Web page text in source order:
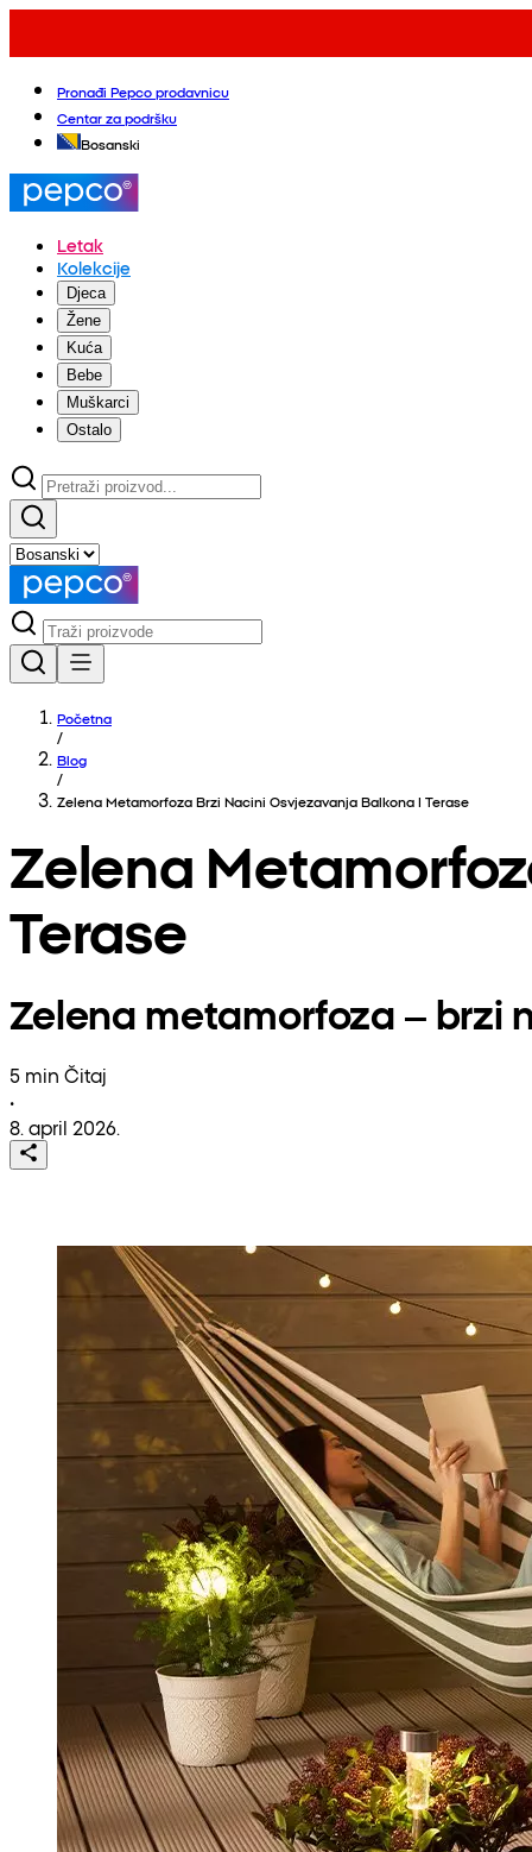
Pronađi Pepco prodavnicu
Centar za podršku
Bosanski
Letak
Kolekcije
Djeca
Žene
Kuća
Bebe
Muškarci
Ostalo
Početna
/
Blog
/
Zelena Metamorfoza Brzi Nacini Osvjezavanja Balkona I Terase
Zelena
Terase
Zelena metamorfoza – brzi
5 min Čitaj
•
8. april 2026.